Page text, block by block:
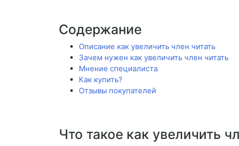
Содержание
Описание как увеличить член читать
Зачем нужен как увеличить член читать
Мнение специалиста
Как купить?
Отзывы покупателей
Что такое как увеличить